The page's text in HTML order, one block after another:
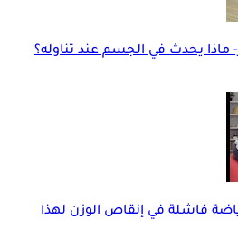
ماذا يحدث في الجسم عند تناوله؟
فاشلة في إنقاص الوزن لهذا